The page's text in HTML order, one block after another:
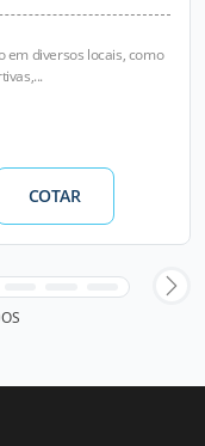
em diversos locais, como
COTAR